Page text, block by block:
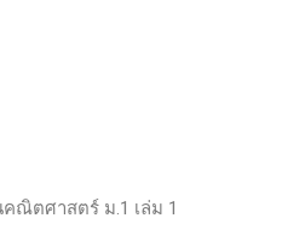
ณิตศาสตร์ ม.1 เล่ม 1